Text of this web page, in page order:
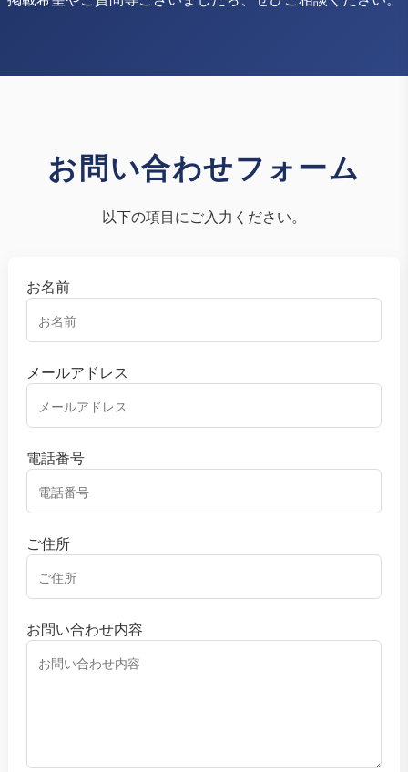
お問い合わせフォーム
以下の項目にご入力ください。
お名前
メールアドレス
電話番号
ご住所
お問い合わせ内容